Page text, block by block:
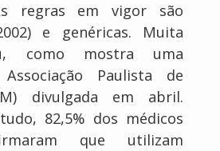
regras em vigor são
e genéricas. Muita
como mostra uma
Paulista de
divulgada em abril.
82,5% dos médicos
que utilizam